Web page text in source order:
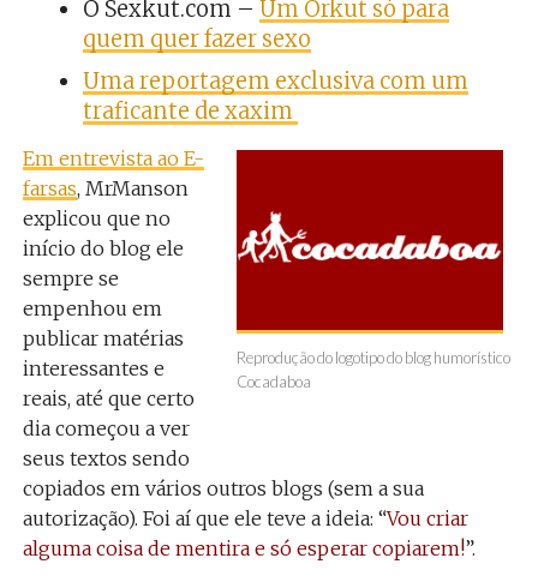
O Sexkut.com – Um Orkut só para
quem quer fazer sexo
Uma reportagem exclusiva com um
traficante de xaxim
Reprodução do logotipo do blog humorístico
Cocadaboa
Em entrevista ao E-
farsas, MrManson
explicou que no
início do blog ele
sempre se
empenhou em
publicar matérias
interessantes e
reais, até que certo
dia começou a ver
seus textos sendo
copiados em vários outros blogs (sem a sua
autorização). Foi aí que ele teve a ideia: “Vou criar
alguma coisa de mentira e só esperar copiarem!”.